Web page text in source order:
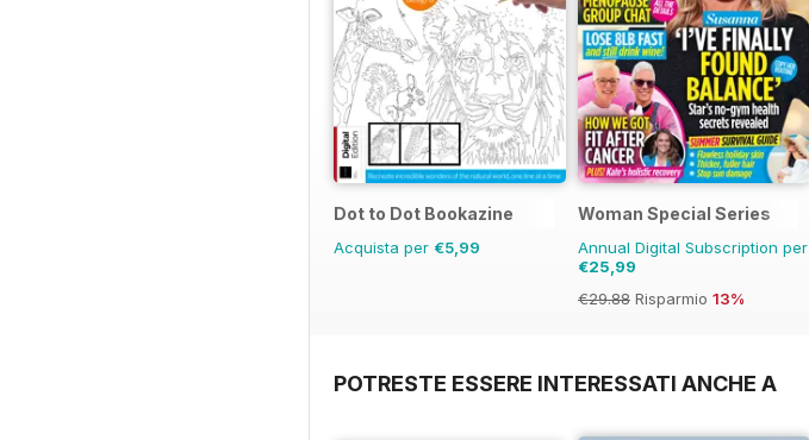
Dot to Dot Bookazine
Acquista per €5,99
Woman Special Series
Annual Digital Subscription per
€25,99
€29.88 Risparmio 13%
POTRESTE ESSERE INTERESSATI ANCHE A